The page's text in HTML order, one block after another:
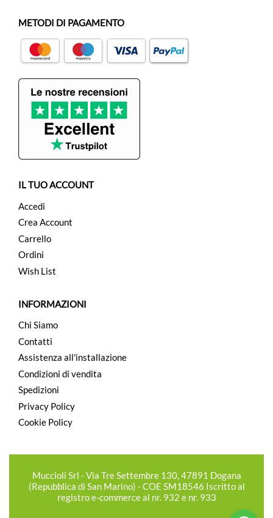
METODI DI PAGAMENTO
INFORMAZIONI
Chi Siamo
Contatti
Assistenza all'installazione
Condizioni di vendita
Spedizioni
Privacy Policy
Cookie Policy
IL TUO ACCOUNT
Accedi
Crea Account
Carrello
Ordini
Wish List
Muccioli Srl - Via Tre Settembre 130, 47891 Dogana
(Repubblica di San Marino) - COE SM18546 Iscritto al
registro e-commerce al nr. 932 e nr. 933